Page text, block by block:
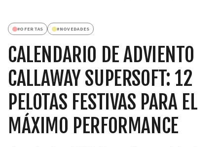
#OFERTAS #NOVEDADES
CALENDARIO DE ADVIENTO
CALLAWAY SUPERSOFT: 12
PELOTAS FESTIVAS PARA EL
MÁXIMO PERFORMANCE